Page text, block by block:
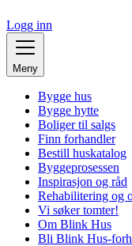
Logg inn
Meny
Bygge hus
Bygge hytte
Boliger til salgs
Finn forhandler
Bestill huskatalog
Byggeprosessen
Inspirasjon og råd
Rehabilitering og
Vi søker tomter!
Om Blink Hus
Bli Blink Hus-